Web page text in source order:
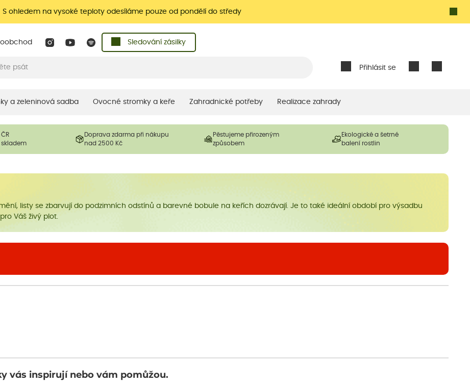
S ohledem na vysoké teploty odesíláme pouze od pondělí do středy
Přihlásit se
Sledování zásilky
a zeleninová sadba Ovocné stromky a keře Zahradnické potřeby Realizace zahrady
Doprava zdarma při nákupu
nad 2500 Kč
Pěstujeme přirozeným
způsobem
Ekologické a šetrné
balení rostlin
listy se zbarvují do podzimních odstínů a barevné bobule na keřích dozrávají. Je to také ideální období pro výsadbu
Váš živý plot.
vás inspirují nebo vám pomůžou.